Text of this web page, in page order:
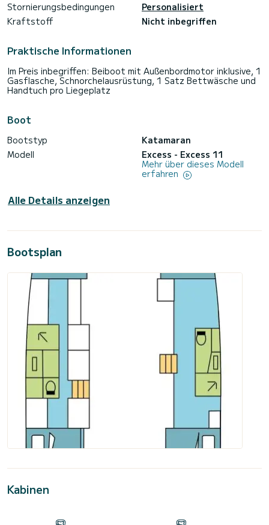
Stornierungsbedingungen
Personalisiert
Kraftstoff
Nicht inbegriffen
Praktische Informationen
Im Preis inbegriffen: Beiboot mit Außenbordmotor inklusive, 1
Gasflasche, Schnorchelausrüstung, 1 Satz Bettwäsche und
Handtuch pro Liegeplatz
Boot
Bootstyp
Katamaran
Modell
Excess - Excess 11
Mehr über dieses Modell
erfahren
Alle Details anzeigen
Bootsplan
Kabinen